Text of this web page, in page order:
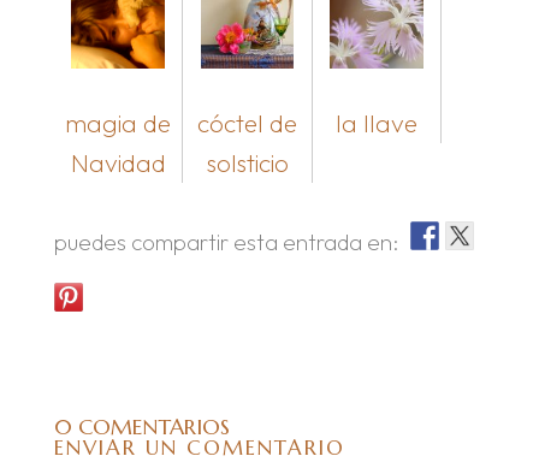
magia de
Navidad
cóctel de
solsticio
la llave
puedes compartir esta entrada en:
0 COMENTARIOS
ENVIAR UN COMENTARIO